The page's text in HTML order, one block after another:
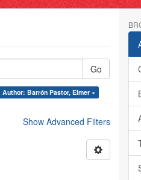
Go
Author: Barrón Pastor, Elmer ×
Show Advanced Filters